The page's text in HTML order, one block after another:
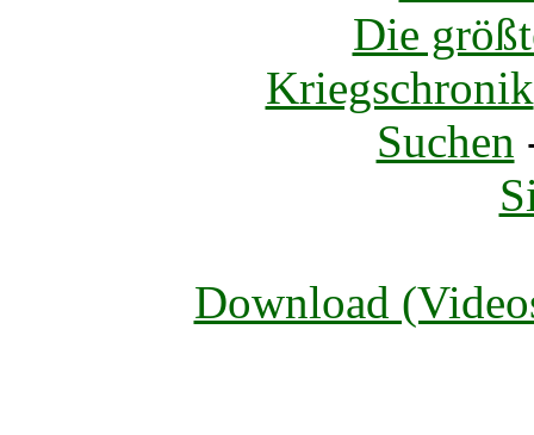
Neue
Die
Kriegschronik
Suchen